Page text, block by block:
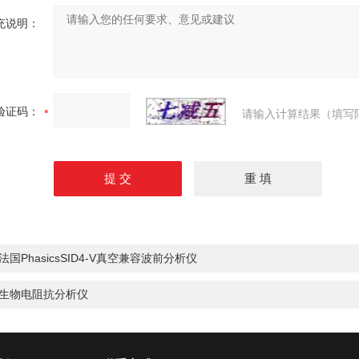
说明：
证码： 请输入计算结果（填写
国PhasicsSID4-V真空兼容波前分析仪
物电阻抗分析仪